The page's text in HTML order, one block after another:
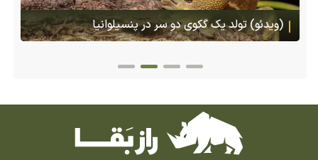
(ویدئو) تولد یک گکوی دو سر در پنسیلوانیا